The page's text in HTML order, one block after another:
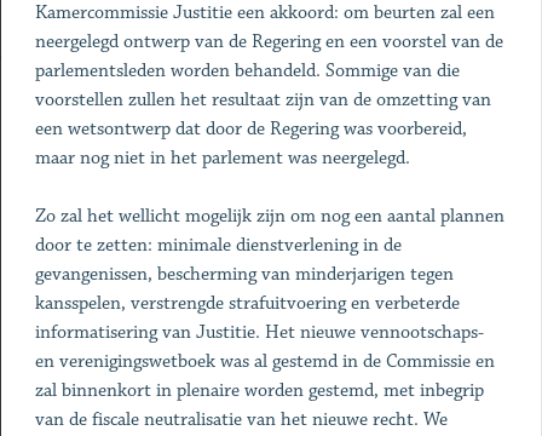
Kamercommissie Justitie een akkoord: om beurten zal een
neergelegd ontwerp van de Regering en een voorstel van de
parlementsleden worden behandeld. Sommige van die
voorstellen zullen het resultaat zijn van de omzetting van
een wetsontwerp dat door de Regering was voorbereid,
maar nog niet in het parlement was neergelegd.
Zo zal het wellicht mogelijk zijn om nog een aantal plannen
door te zetten: minimale dienstverlening in de
gevangenissen, bescherming van minderjarigen tegen
kansspelen, verstrengde strafuitvoering en verbeterde
informatisering van Justitie. Het nieuwe vennootschaps-
en verenigingswetboek was al gestemd in de Commissie en
zal binnenkort in plenaire worden gestemd, met inbegrip
van de fiscale neutralisatie van het nieuwe recht. We